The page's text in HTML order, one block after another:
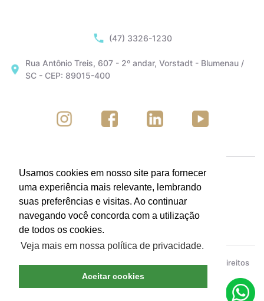
(47) 3326-1230
Rua Antônio Treis, 607 - 2º andar, Vorstadt - Blumenau /
SC - CEP: 89015-400
ACIB - Associação Empresarial de Blumenau © Todos os direitos
reservados.Política de Privacidade
Usamos cookies em nosso site para fornecer
uma experiência mais relevante, lembrando
suas preferências e visitas. Ao continuar
navegando você concorda com a utilização
de todos os cookies.
Veja mais em nossa política de privacidade.
Aceitar cookies